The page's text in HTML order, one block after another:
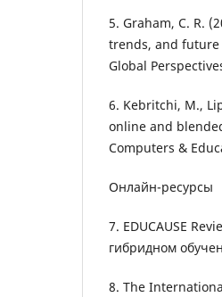
5. Graham, C. R.
trends, and future
Global
6. Kebritchi, M.,
online and
Computers &
Онлайн-ресурсы
7. EDUCAUSE
гибридном
8. The